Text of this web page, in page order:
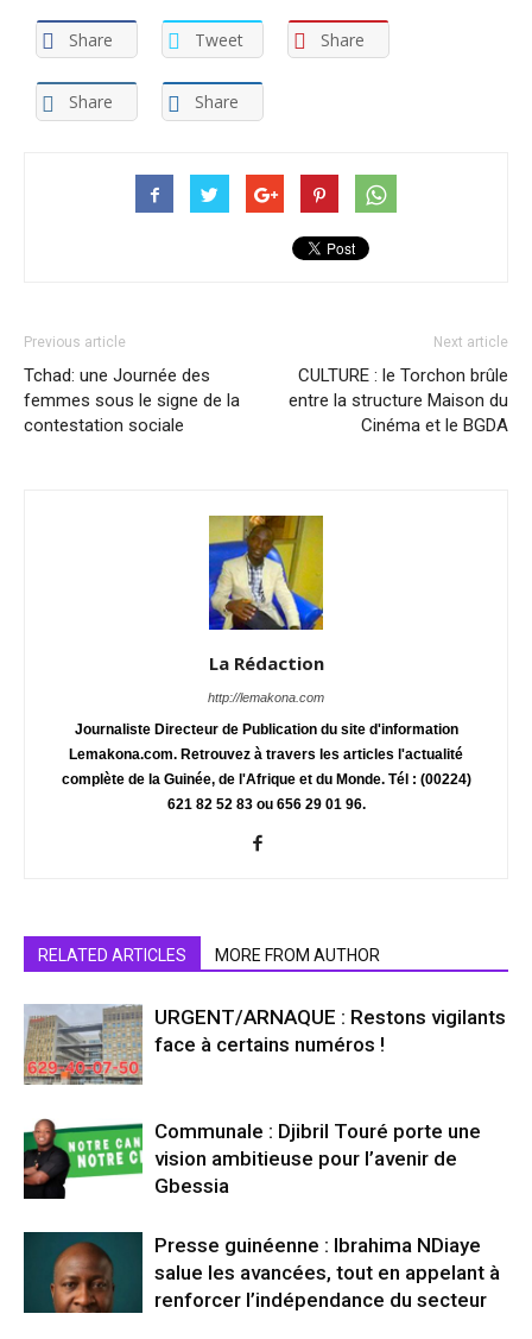
Share Tweet Share
Share Share
Previous article
Tchad: une Journée des
femmes sous le signe de la
contestation sociale
Next article
CULTURE : le Torchon brûle
entre la structure Maison du
Cinéma et le BGDA
La Rédaction
http://lemakona.com
Journaliste Directeur de Publication du site d'information
Lemakona.com. Retrouvez à travers les articles l'actualité
complète de la Guinée, de l'Afrique et du Monde. Tél : (00224)
621 82 52 83 ou 656 29 01 96.
RELATED ARTICLES MORE FROM AUTHOR
URGENT/ARNAQUE : Restons vigilants
face à certains numéros !
Communale : Djibril Touré porte une
vision ambitieuse pour l’avenir de
Gbessia
Presse guinéenne : Ibrahima NDiaye
salue les avancées, tout en appelant à
renforcer l’indépendance du secteur